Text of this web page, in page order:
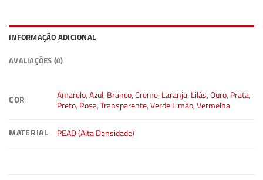
INFORMAÇÃO ADICIONAL
AVALIAÇÕES (0)
COR Amarelo,Azul, Branco,Creme, Laranja, Lilás,Ouro, Prata,
Preto, Rosa,Transparente,Verde Limão,Vermelha
MATERIAL PEAD (Alta Densidade)